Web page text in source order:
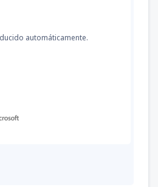
automáticamente.